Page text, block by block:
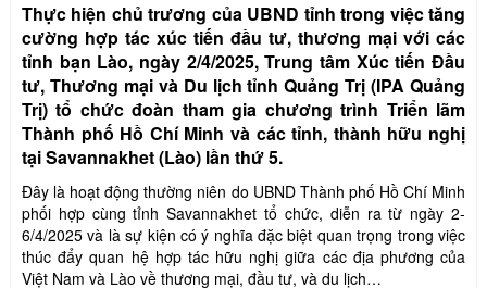
Thực hiện chủ trương của UBND tỉnh trong việc tăng
cường hợp tác xúc tiến đầu tư, thương mại với các
tỉnh bạn Lào, ngày 2/4/2025, Trung tâm Xúc tiến Đầu
tư, Thương mại và Du lịch tỉnh Quảng Trị (IPA Quảng
Trị) tổ chức đoàn tham gia chương trình Triển lãm
Thành phố Hồ Chí Minh và các tỉnh, thành hữu nghị
tại Savannakhet (Lào) lần thứ 5.
Đây là hoạt động thường niên do UBND Thành phố Hồ Chí Minh
phối hợp cùng tỉnh Savannakhet tổ chức, diễn ra từ ngày 2-
6/4/2025 và là sự kiện có ý nghĩa đặc biệt quan trọng trong việc
thúc đẩy quan hệ hợp tác hữu nghị giữa các địa phương của
Việt Nam và Lào về thương mại, đầu tư, và du lịch…